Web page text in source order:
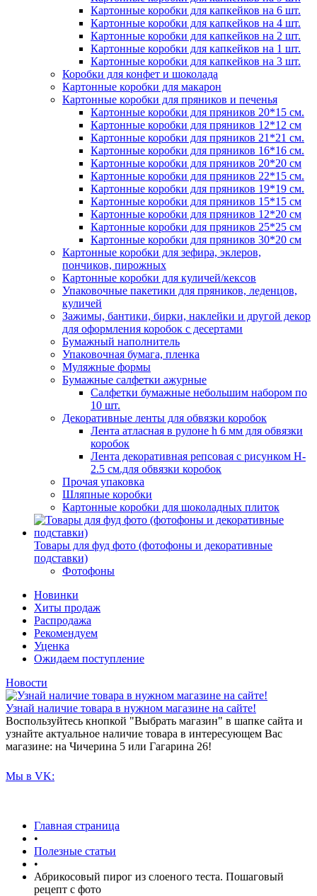
Картонные коробки для капкейков на 6 шт.
Картонные коробки для капкейков на 4 шт.
Картонные коробки для капкейков на 2 шт.
Картонные коробки для капкейков на 1 шт.
Картонные коробки для капкейков на 3 шт.
Коробки для конфет и шоколада
Картонные коробки для макарон
Картонные коробки для пряников и печенья
Картонные коробки для пряников 20*15 см.
Картонные коробки для пряников 12*12 см
Картонные коробки для пряников 21*21 см.
Картонные коробки для пряников 16*16 см.
Картонные коробки для пряников 20*20 см
Картонные коробки для пряников 22*15 см.
Картонные коробки для пряников 19*19 см.
Картонные коробки для пряников 15*15 см
Картонные коробки для пряников 12*20 см
Картонные коробки для пряников 25*25 см
Картонные коробки для пряников 30*20 см
Картонные коробки для зефира, эклеров,
пончиков, пирожных
Картонные коробки для куличей/кексов
Упаковочные пакетики для пряников, леденцов,
куличей
Зажимы, бантики, бирки, наклейки и другой декор
для оформления коробок с десертами
Бумажный наполнитель
Упаковочная бумага, пленка
Муляжные формы
Бумажные салфетки ажурные
Салфетки бумажные небольшим набором по
10 шт.
Декоративные ленты для обвязки коробок
Лента атласная в рулоне h 6 мм для обвязки
коробок
Лента декоративная репсовая с рисунком H-
2.5 см.для обвязки коробок
Прочая упаковка
Шляпные коробки
Картонные коробки для шоколадных плиток
Товары для фуд фото (фотофоны и декоративные
подставки)
Фотофоны
Новинки
Хиты продаж
Распродажа
Рекомендуем
Уценка
Ожидаем поступление
Новости
Узнай наличие товара в нужном магазине на сайте!
Воспользуйтесь кнопкой "Выбрать магазин" в шапке сайта и
узнайте актуальное наличие товара в интересующем Вас
магазине: на Чичерина 5 или Гагарина 26!
Мы в VK:
Главная страница
•
Полезные статьи
•
Абрикосовый пирог из слоеного теста. Пошаговый
рецепт с фото